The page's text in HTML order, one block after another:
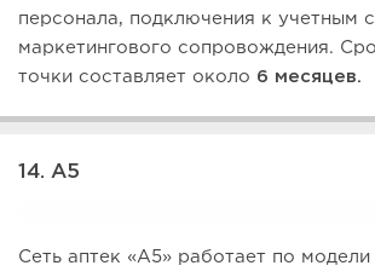
персонала, подключения к учетным
маркетингового сопровождения.
точки составляет около 6 месяцев.
14. А5
Сеть аптек «А5» работает по модели